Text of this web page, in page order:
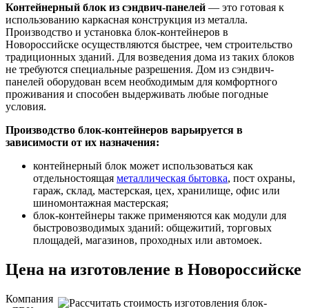
Контейнерный блок из сэндвич-панелей — это готовая к
использованию каркасная конструкция из металла.
Производство и установка блок-контейнеров в
Новороссийске осуществляются быстрее, чем строительство
традиционных зданий. Для возведения дома из таких блоков
не требуются специальные разрешения. Дом из сэндвич-
панелей оборудован всем необходимым для комфортного
проживания и способен выдерживать любые погодные
условия.
Производство блок-контейнеров варьируется в
зависимости от их назначения:
контейнерный блок может использоваться как
отдельностоящая металлическая бытовка, пост охраны,
гараж, склад, мастерская, цех, хранилище, офис или
шиномонтажная мастерская;
блок-контейнеры также применяются как модули для
быстровозводимых зданий: общежитий, торговых
площадей, магазинов, проходных или автомоек.
Цена на изготовление в Новороссийске
Компания